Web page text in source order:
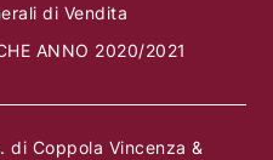
di Vendita
ANNO 2020/2021
di Coppola Vincenza &